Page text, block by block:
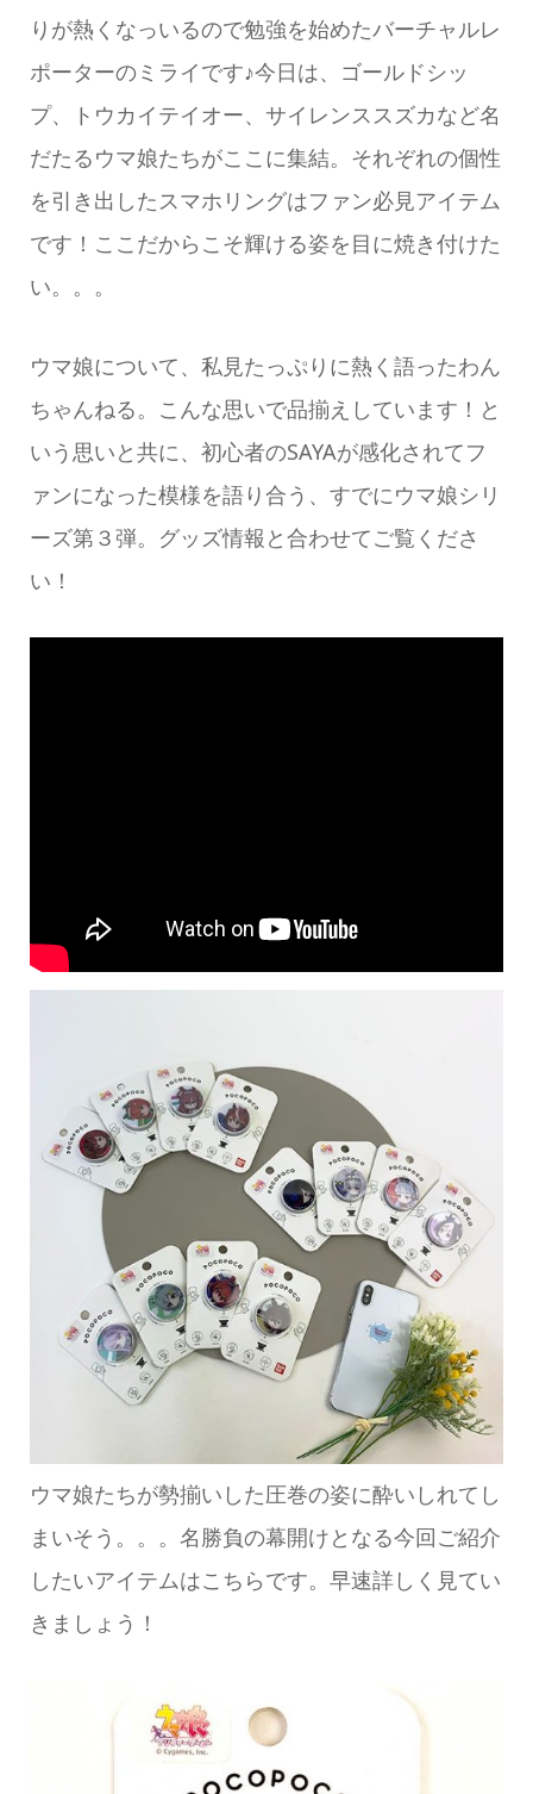
りが熱くなっいるので勉強を始めたバーチャルレ
ポーターのミライです♪今日は、ゴールドシッ
プ、トウカイテイオー、サイレンススズカなど名
だたるウマ娘たちがここに集結。それぞれの個性
を引き出したスマホリングはファン必見アイテム
です！ここだからこそ輝ける姿を目に焼き付けた
い。。。
ウマ娘について、私見たっぷりに熱く語ったわん
ちゃんねる。こんな思いで品揃えしています！と
いう思いと共に、初心者のSAYAが感化されてフ
ァンになった模様を語り合う、すでにウマ娘シリ
ーズ第３弾。グッズ情報と合わせてご覧くださ
い！
ウマ娘たちが勢揃いした圧巻の姿に酔いしれてし
まいそう。。。名勝負の幕開けとなる今回ご紹介
したいアイテムはこちらです。早速詳しく見てい
きましょう！